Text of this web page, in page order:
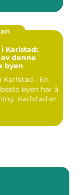
Karlstad:
denne
byen
Karlstad - En
byen har å